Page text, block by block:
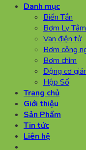
Danh mục
Biến Tần
Bơm Ly Tâm
Van điện tử
Bơm công
Bơm chìm
Động cơ
Hộp Số
Trang chủ
Giới thiệu
Sản Phẩm
Tin tức
Liên hệ